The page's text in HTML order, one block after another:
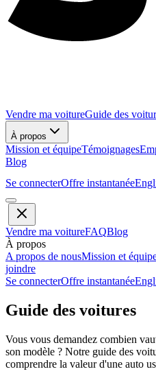
Vendre ma voitureGuide des
À propos
Mission et équipeTémoignages
Blog
Se connecterOffre instantanée
Vendre ma voitureFAQBlog
À propos
A propos de nousMission et
joindre
Se connecterOffre instantanée
Guide des voitures
Vous vous demandez combien
son modèle ? Notre guide des
comprendre la valeur d'une auto